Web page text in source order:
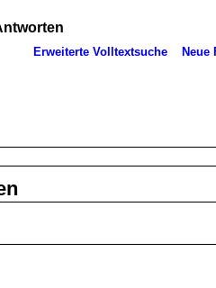
Neue
Erweiterte Volltextsuche